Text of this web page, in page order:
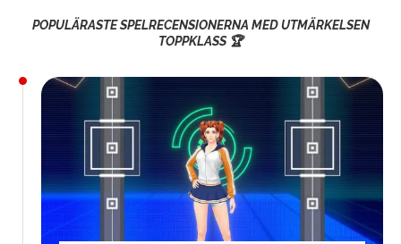
POPULÄRASTE SPELRECENSIONERNA MED UTMÄRKELSEN
TOPPKLASS 🏆